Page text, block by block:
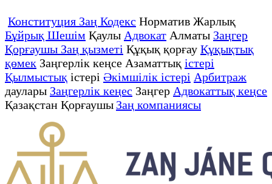
Конституция Заң Кодекс Норматив Жарлық
Бұйрық Шешім Қаулы Адвокат Алматы Заңгер
Қорғаушы Заң қызметі Құқық қорғау Құқықтық
қөмек Заңгерлік кеңсе Азаматтық істері
Қылмыстық істері Әкімшілік істері Арбитраж
даулары Заңгерлік кеңес Заңгер Адвокаттық кеңсе
Қазақстан Қорғаушы Заң компаниясы